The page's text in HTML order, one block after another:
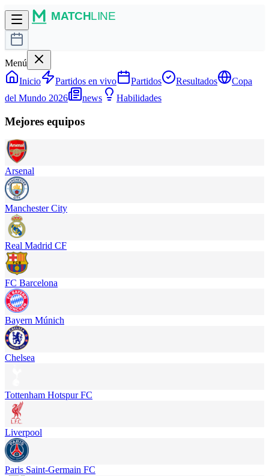
Menú
Inicio
Partidos en vivo Partidos Resultados
Copa
del Mundo 2026
news Habilidades
Mejores equipos
Arsenal
Manchester City
Real Madrid CF
FC Barcelona
Bayern Múnich
Chelsea
Tottenham Hotspur FC
Liverpool
Paris Saint-Germain FC